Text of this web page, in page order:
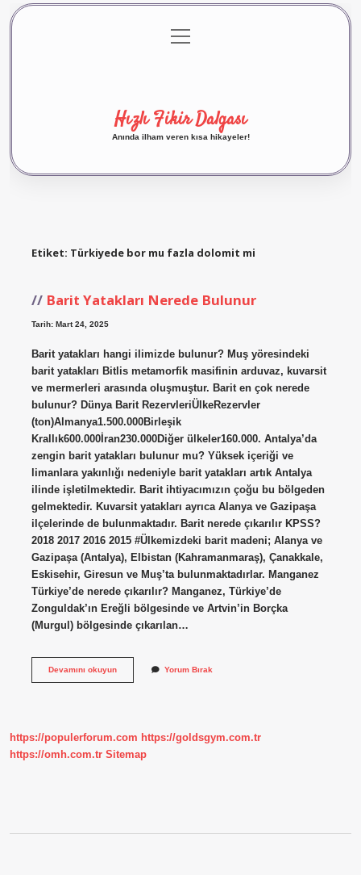
Gizlilik Politikası
menüyü
aç
Hızlı Fikir Dalgası
Anında ilham veren kısa hikayeler!
Etiket: Türkiyede bor mu fazla dolomit mi
Barit Yatakları Nerede Bulunur
Tarih: Mart 24, 2025
Barit yatakları hangi ilimizde bulunur? Muş yöresindeki
barit yatakları Bitlis metamorfik masifinin arduvaz, kuvarsit
ve mermerleri arasında oluşmuştur. Barit en çok nerede
bulunur? Dünya Barit RezervleriÜlkeRezervler
(ton)Almanya1.500.000Birleşik
Krallık600.000İran230.000Diğer ülkeler160.000. Antalya’da
zengin barit yatakları bulunur mu? Yüksek içeriği ve
limanlara yakınlığı nedeniyle barit yatakları artık Antalya
ilinde işletilmektedir. Barit ihtiyacımızın çoğu bu bölgeden
gelmektedir. Kuvarsit yatakları ayrıca Alanya ve Gazipaşa
ilçelerinde de bulunmaktadır. Barit nerede çıkarılır KPSS?
2018 2017 2016 2015 #Ülkemizdeki barit madeni; Alanya ve
Gazipaşa (Antalya), Elbistan (Kahramanmaraş), Çanakkale,
Eskisehir, Giresun ve Muş’ta bulunmaktadırlar. Manganez
Türkiye’de nerede çıkarılır? Manganez, Türkiye’de
Zonguldak’ın Ereğli bölgesinde ve Artvin’in Borçka
(Murgul) bölgesinde çıkarılan…
Devamını okuyunBarit
Yorum Bırak
https://populerforum.com https://goldsgym.com.tr
https://omh.com.tr Sitemap